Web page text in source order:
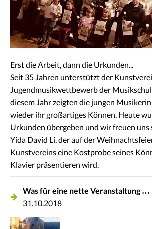
Erst die Arbeit, dann die Urkunden...
Seit 35 Jahren unterstützt der
Jugendmusikwettbewerb der
diesem Jahr zeigten die jungen
wieder ihr großartiges Können. Heute
Urkunden übergeben und wir freuen uns
Yida David Li, der auf der
Kunstvereins eine Kostprobe seines
Klavier präsentieren wird.
Was für eine nette Veranstaltung …
31.10.2018